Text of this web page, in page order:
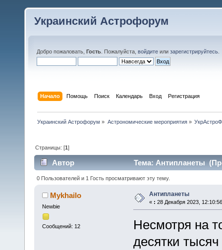
Украинский Астрофорум
Добро пожаловать, Гость . Пожалуйста, войдите или зарегистрируйтесь
Начало Помощь Поиск Календарь Вход Регистрация
Украинский Астрофорум » Астрономические мероприятия»
Страницы: [1]
Автор Тема: Антипланеты
0 Пользователей и 1 Гость просматривают эту тему.
Mykhailo
Newbie
Сообщений: 12
Антипланеты
« : 28 Декабря 2023,
Несмотря на
десятки